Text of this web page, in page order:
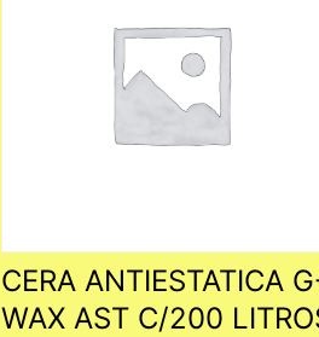
CERA ANTIESTATICA
WAX AST C/200